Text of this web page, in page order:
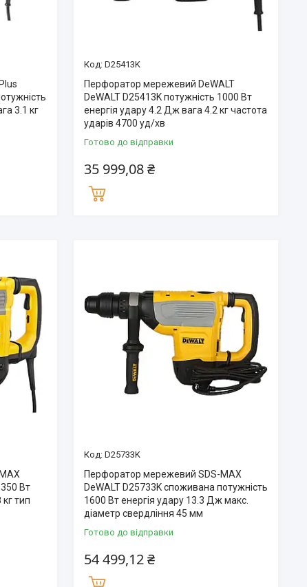
3.1 кг
D25413K
Перфоратор мережевий DeWALT
DeWALT D25413K потужність 1000 Вт
енергія удару 4.2 Дж вага 4.2 кг частота
ударів 4700 уд/хв
Готово до відправки
35 999,08 ₴
Вт
тип
D25733K
Перфоратор мережевий SDS-MAX
DeWALT D25733K споживана потужність
1600 Вт енергія удару 13.3 Дж макс.
діаметр свердління 45 мм
Готово до відправки
54 499,12 ₴